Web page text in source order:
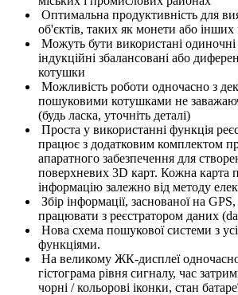
Оптимальна продуктивність для
об'єктів, таких як монети або інших
Можуть бути використані одиночні
індукційні збалансовані або
котушки
Можливість роботи одночасно з
пошуковими котушками не
(будь ласка, уточніть деталі)
Проста у використанні функція
працює з додатковим комплектом
апаратного забезпечення для
поверхневих 3D карт. Кожна карта
інформацію залежно від методу
Збір інформації, заснованої на
працювати з реєстратором даних
Нова схема пошукової системи з
функціями.
На великому ЖК-дисплеї
гістограма рівня сигналу, час
чорні / кольорові іконки, стан